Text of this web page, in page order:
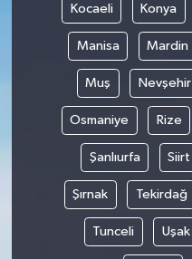
Kocaeli Konya
Manisa Mardin
Muş Nevşehir
Osmaniye Rize
Şanlıurfa Siirt
Şırnak Tekirdağ
Tunceli Uşak